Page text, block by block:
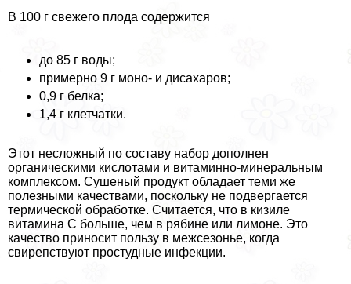
В 100 г свежего плода содержится
до 85 г воды;
примерно 9 г моно- и дисахаров;
0,9 г белка;
1,4 г клетчатки.
Этот несложный по составу набор дополнен
органическими кислотами и витаминно-минеральным
комплексом. Сушеный продукт обладает теми же
полезными качествами, поскольку не подвергается
термической обработке. Считается, что в кизиле
витамина С больше, чем в рябине или лимоне. Это
качество приносит пользу в межсезонье, когда
свирепствуют простудные инфекции.